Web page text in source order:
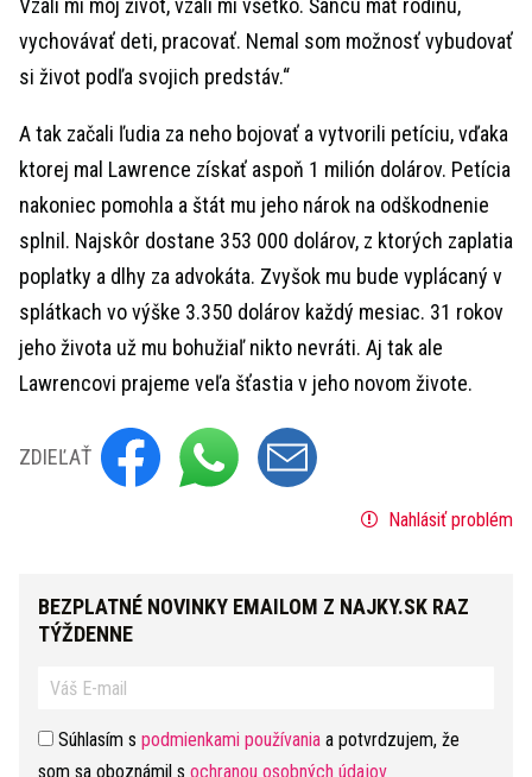
Vzali mi môj život, vzali mi všetko. Šancu mať rodinu,
vychovávať deti, pracovať. Nemal som možnosť vybudovať
si život podľa svojich predstáv.“
A tak začali ľudia za neho bojovať a vytvorili petíciu, vďaka
ktorej mal Lawrence získať aspoň 1 milión dolárov. Petícia
nakoniec pomohla a štát mu jeho nárok na odškodnenie
splnil. Najskôr dostane 353 000 dolárov, z ktorých zaplatia
poplatky a dlhy za advokáta. Zvyšok mu bude vyplácaný v
splátkach vo výške 3.350 dolárov každý mesiac. 31 rokov
jeho života už mu bohužiaľ nikto nevráti. Aj tak ale
Lawrencovi prajeme veľa šťastia v jeho novom živote.
ZDIEĽAŤ
Nahlásiť problém
BEZPLATNÉ NOVINKY EMAILOM Z NAJKY.SK RAZ
TÝŽDENNE
Súhlasím s podmienkami používania a potvrdzujem, že
som sa oboznámil s ochranou osobných údajov